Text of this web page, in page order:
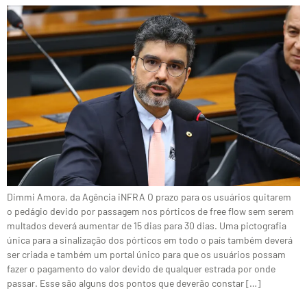
Dimmi Amora, da Agência iNFRA O prazo para os usuários quitarem
o pedágio devido por passagem nos pórticos de free flow sem serem
multados deverá aumentar de 15 dias para 30 dias. Uma pictografia
única para a sinalização dos pórticos em todo o país também deverá
ser criada e também um portal único para que os usuários possam
fazer o pagamento do valor devido de qualquer estrada por onde
passar. Esse são alguns dos pontos que deverão constar […]